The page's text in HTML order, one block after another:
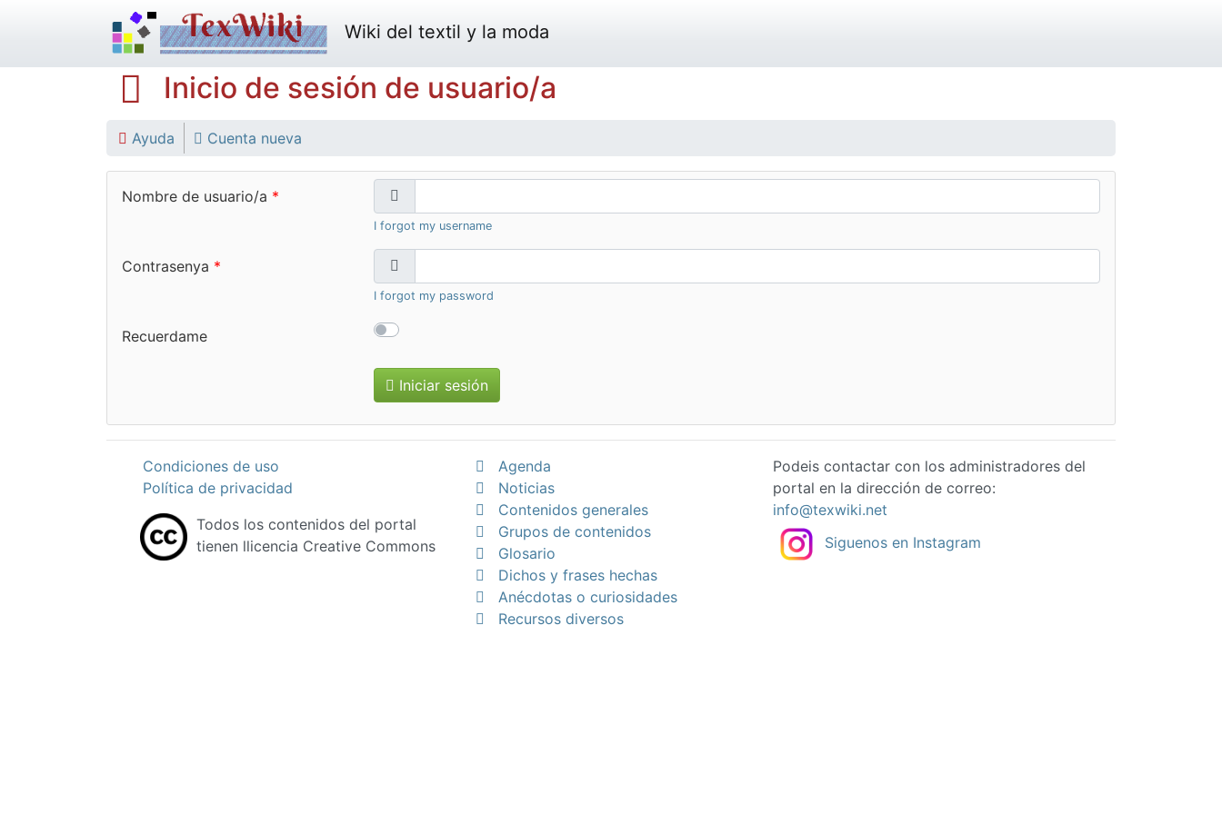
Wiki del textil y la moda
Inicio de sesión de usuario/a
Ayuda Cuenta nueva
Nombre de usuario/a
I forgot my username
Contrasenya
I forgot my password
Recuerdame
Iniciar sesión
Condiciones de uso
Política de privacidad
Todos los contenidos del portal
tienen llicencia Creative Commons
Agenda
Noticias
Contenidos generales
Grupos de contenidos
Glosario
Dichos y frases hechas
Anécdotas o curiosidades
Recursos diversos
Podeis contactar con los administradores del
portal en la dirección de correo:
info@texwiki.net
Siguenos en Instagram